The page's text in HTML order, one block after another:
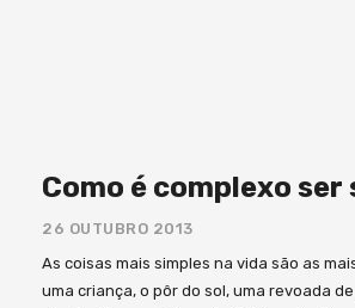
Como é complexo ser
26 OUTUBRO 2013
As coisas mais simples na vida são as
uma criança, o pôr do sol, uma revoada